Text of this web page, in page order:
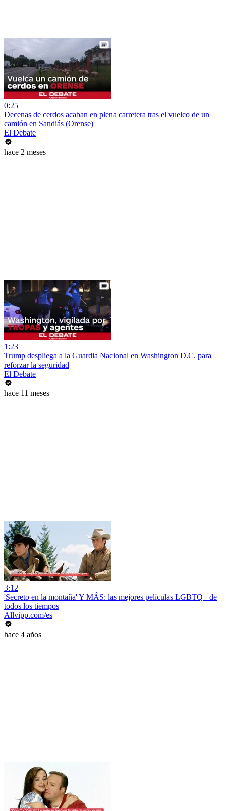
0:25
Decenas de cerdos acaban en plena carretera tras el vuelco de un
camión en Sandiás (Orense)
El Debate
hace 2 meses
1:23
Trump despliega a la Guardia Nacional en Washington D.C. para
reforzar la seguridad
El Debate
hace 11 meses
3:12
'Secreto en la montaña' Y MÁS: las mejores películas LGBTQ+ de
todos los tiempos
Allvipp.com/es
hace 4 años